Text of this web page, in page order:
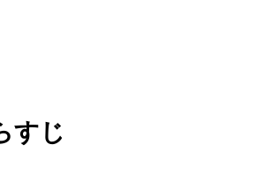
すじ